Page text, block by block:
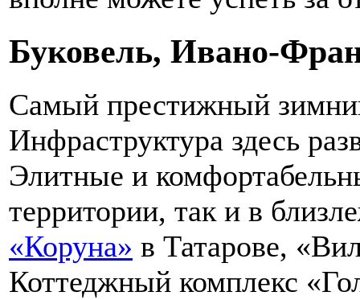
Буковель, Ивано-
Самый престижный
Инфраструктура здесь
Элитные и
территории, так и в
«Коруна» в Татарове,
Коттеджный комплекс